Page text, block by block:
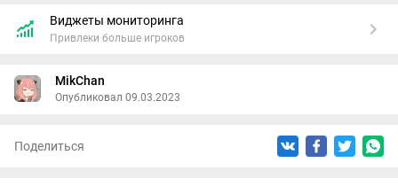
Виджеты мониторинга
Привлеки больше игроков
MikChan
Опубликовал 09.03.2023
Поделиться